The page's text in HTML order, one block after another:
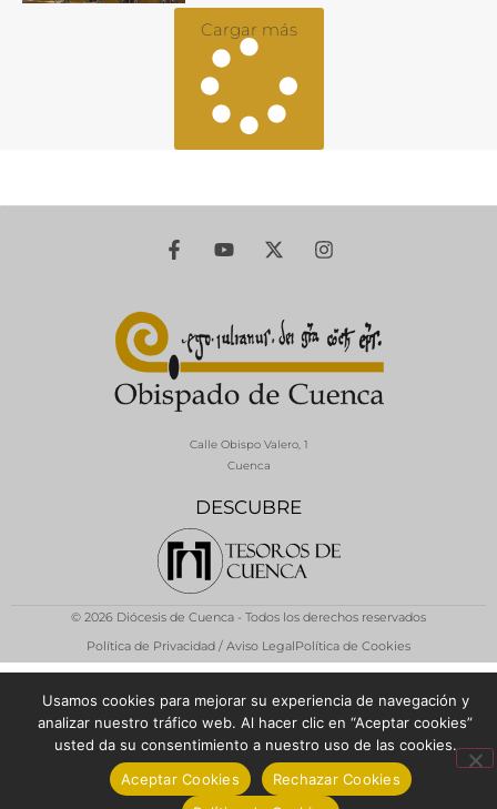
Cargar más
DESCUBRE
Calle Obispo Valero, 1
Cuenca
© 2026 Diócesis de Cuenca - Todos los derechos reservados
Política de Privacidad / Aviso LegalPolítica de Cookies
Usamos cookies para mejorar su experiencia de navegación y
analizar nuestro tráfico web. Al hacer clic en “Aceptar cookies”
usted da su consentimiento a nuestro uso de las cookies.
Aceptar Cookies
Rechazar Cookies